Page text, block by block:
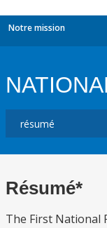
Notre mission
Résumé*
The First National